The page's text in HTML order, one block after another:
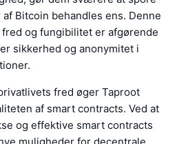
Bitcoin behandles ens. Denne
og fungibilitet er afgørende
sikkerhed og anonymitet i
fred øger Taproot
af smart contracts. Ved at
og effektive smart contracts